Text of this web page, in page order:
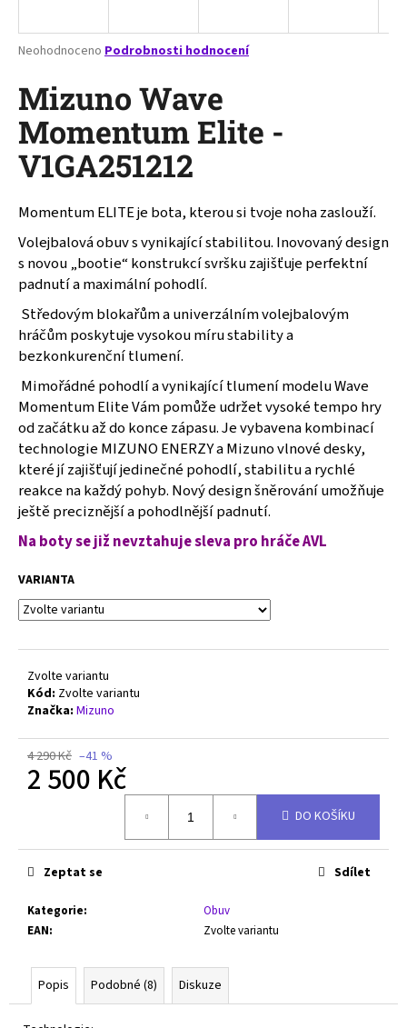
Průměrné
produktu
je
0,0
z
5
hvězdiček.
Neohodnoceno Podrobnosti hodnocení
Mizuno Wave
Momentum Elite -
V1GA251212
Momentum ELITE je bota, kterou si tvoje noha zaslouží.
Volejbalová obuv s vynikající stabilitou. Inovovaný design
s novou „bootie“ konstrukcí svršku zajišťuje perfektní
padnutí a maximální pohodlí.
Středovým blokařům a univerzálním volejbalovým
hráčům poskytuje vysokou míru stability a
bezkonkurenční tlumení.
Mimořádné pohodlí a vynikající tlumení modelu Wave
Momentum Elite Vám pomůže udržet vysoké tempo hry
od začátku až do konce zápasu. Je vybavena kombinací
technologie MIZUNO ENERZY a Mizuno vlnové desky,
které jí zajišťují jedinečné pohodlí, stabilitu a rychlé
reakce na každý pohyb. Nový design šněrování umožňuje
ještě preciznější a pohodlnější padnutí.
Na boty se již nevztahuje sleva pro hráče AVL
VARIANTA
Zvolte variantu
Kód: Zvolte variantu
Značka: Mizuno
4 290 Kč –41 %
2 500 Kč
DO KOŠÍKU
Kategorie:
Obuv
EAN: Zvolte variantu
Zeptat se Sdílet
Popis Podobné (8) Diskuze
j
t
?
HLEDAT
D
o
p
o
u
č
u
j
e
m
e
WAVE
PRO
-
550
Kč
Původně:
790
Kč